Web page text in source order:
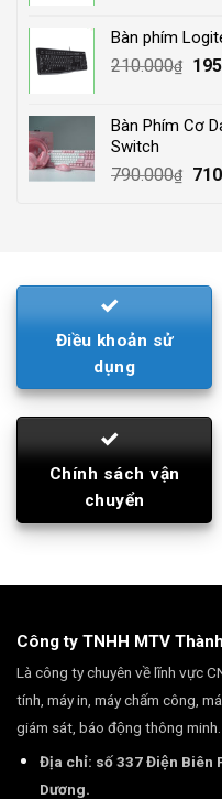
Bàn phím
210.000₫
Bàn Phím Cơ
Switch
790.000₫
Điều khoản sử
dụng
Chính sách vận
chuyển
Công ty TNHH MTV
Là công ty chuyên về lĩnh vực
tính, máy in, máy chấm công,
giám sát, báo động thông minh.
Địa chỉ: số 337 Điện Biên
Dương.